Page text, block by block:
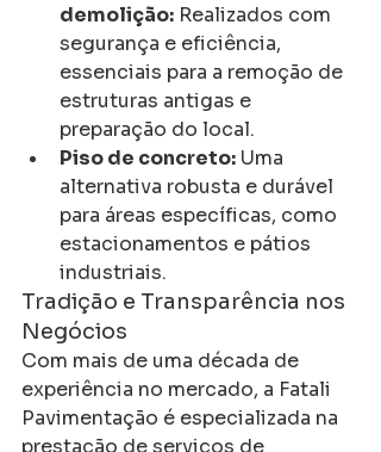
demolição: Realizados com
segurança e eficiência,
essenciais para a remoção de
estruturas antigas e
preparação do local.
Piso de concreto: Uma
alternativa robusta e durável
para áreas específicas, como
estacionamentos e pátios
industriais.
Tradição e Transparência nos
Negócios
Com mais de uma década de
experiência no mercado, a Fatali
Pavimentação é especializada na
prestação de serviços de